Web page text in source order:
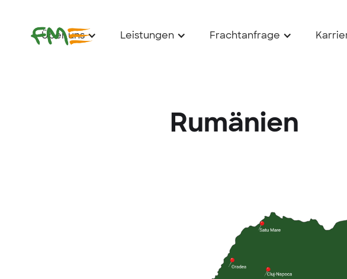
Über uns Leistungen Frachtanfrage
Rumänien